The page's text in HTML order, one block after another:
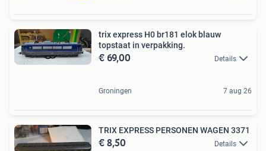
trix express H0 br181 elok blauw
topstaat in verpakking.
€ 69,00 Details
Groningen 7 aug 26
TRIX EXPRESS PERSONEN WAGEN 3371
€ 8,50 Details